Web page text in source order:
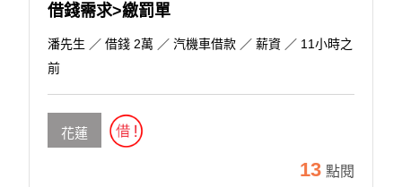
借錢需求>繳罰單
潘先生 ／ 借錢 2萬 ／ 汽機車借款 ／ 薪資 ／ 11小時之
前
花蓮
13 點閱